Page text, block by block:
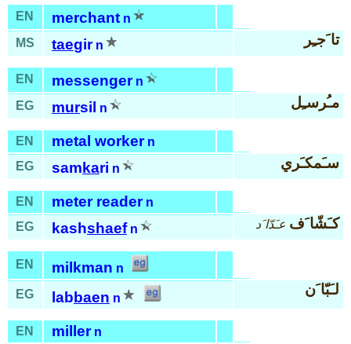
EN merchant n
MS
taegir n تا َجـِر
EN messenger n
EG
mursil n مـُرسـِل
EN metal worker n
EG
sam kari n سـَمكـَري
EN meter reader n
EG
kashshaef n كـَشّا َف عـَدّا َد
EN milkman n
EG
labbaen n
لـَبّا َن
EN miller n